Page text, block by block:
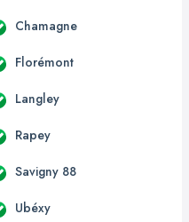
Chamagne
Florémont
Langley
Rapey
Savigny 88
Ubéxy